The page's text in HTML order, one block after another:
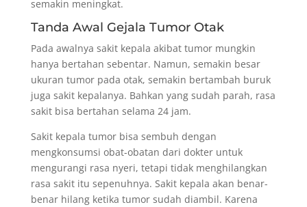
semakin meningkat.
Tanda Awal Gejala Tumor Otak
Pada awalnya sakit kepala akibat tumor mungkin
hanya bertahan sebentar. Namun, semakin besar
ukuran tumor pada otak, semakin bertambah buruk
juga sakit kepalanya. Bahkan yang sudah parah, rasa
sakit bisa bertahan selama 24 jam.
Sakit kepala tumor bisa sembuh dengan
mengkonsumsi obat-obatan dari dokter untuk
mengurangi rasa nyeri, tetapi tidak menghilangkan
rasa sakit itu sepenuhnya. Sakit kepala akan benar-
benar hilang ketika tumor sudah diambil. Karena